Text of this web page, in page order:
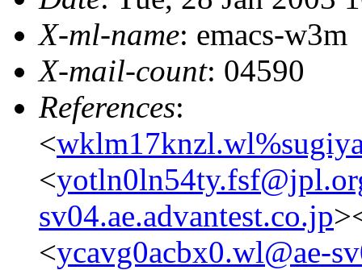
X-ml-name: emacs-w3m
X-mail-count: 04590
References:
<
<
sv04.ae.advantest.co.jp
<ycavg0acbx0.wl@ae-